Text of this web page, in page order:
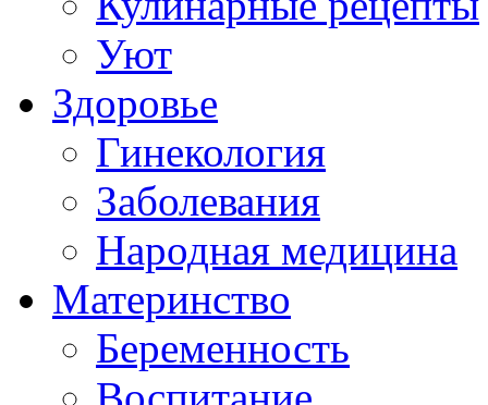
Уют
Здоровье
Гинекология
Заболевания
Народная медицина
Материнство
Беременность